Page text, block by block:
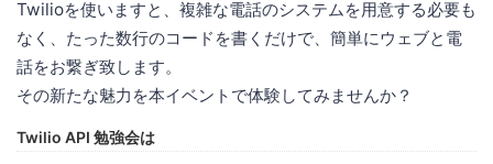
Twilioを使いますと、複雑な電話のシステムを用意する必要も
なく、たった数行のコードを書くだけで、簡単にウェブと電
話をお繋ぎ致します。
その新たな魅力を本イベントで体験してみませんか？
Twilio API 勉強会は